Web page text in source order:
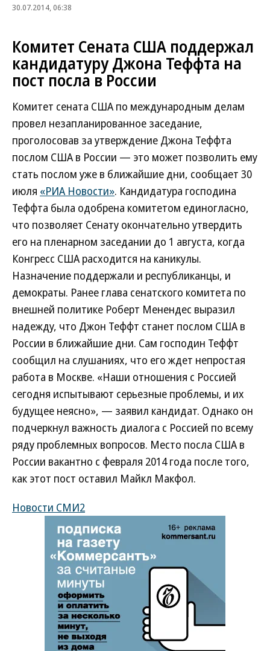
30.07.2014, 06:38
Комитет Сената США поддержал
кандидатуру Джона Теффта на
пост посла в России
Комитет сената США по международным делам
провел незапланированное заседание,
проголосовав за утверждение Джона Теффта
послом США в России — это может позволить ему
стать послом уже в ближайшие дни, сообщает 30
июля «РИА Новости». Кандидатура господина
Теффта была одобрена комитетом единогласно,
что позволяет Cенату окончательно утвердить
его на пленарном заседании до 1 августа, когда
Конгресс США расходится на каникулы.
Назначение поддержали и республиканцы, и
демократы. Ранее глава сенатского комитета по
внешней политике Роберт Менендес выразил
надежду, что Джон Теффт станет послом США в
России в ближайшие дни. Сам господин Теффт
сообщил на слушаниях, что его ждет непростая
работа в Москве. «Наши отношения с Россией
сегодня испытывают серьезные проблемы, и их
будущее неясно», — заявил кандидат. Однако он
подчеркнул важность диалога с Россией по всему
ряду проблемных вопросов. Место посла США в
России вакантно с февраля 2014 года после того,
как этот пост оставил Майкл Макфол.
Новости СМИ2